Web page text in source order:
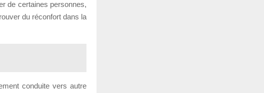
de certaines personnes,
du réconfort dans la
conduite vers autre